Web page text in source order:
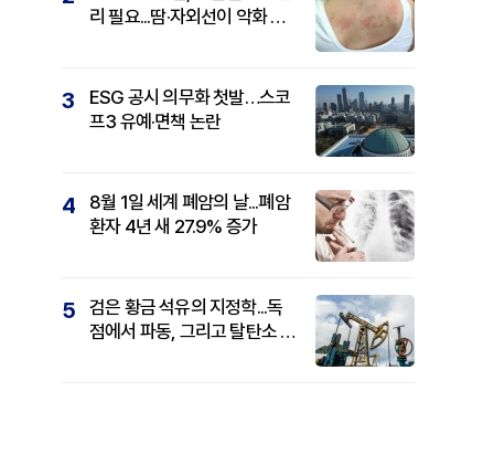
리 필요...땀·자외선이 악화 요
3
ESG 공시 의무화 첫발…스코
프3 유예·면책 논란
4
8월 1일 세계 폐암의 날...폐암
환자 4년 새 27.9% 증가
5
검은 황금 석유의 지정학...독
점에서 파동, 그리고 탈탄소 패